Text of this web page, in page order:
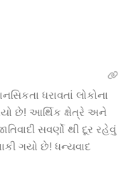
ધરાવતાં લોકોના
છે! આર્થિક ક્ષેત્રે અને
સવર્ણો થી દૂર રહેવું
ગયો છે! ધન્યવાદ